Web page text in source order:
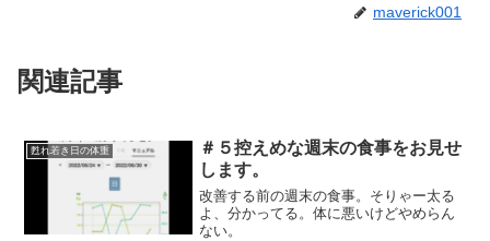
maverick001
関連記事
甦れ若き日の体重
＃５控えめな週末の食事をお見せ
します。
改善する前の週末の食事。そりゃー太る
よ、分かってる。体に悪いけどやめらん
ない。